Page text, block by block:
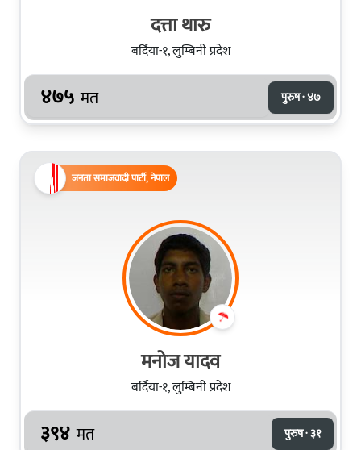
दत्ता थारु
बर्दिया-१, लुम्बिनी प्रदेश
४७५ मत पुरुष · ४७
जनता समाजवादी पार्टी, नेपाल
मनोज यादव
बर्दिया-१, लुम्बिनी प्रदेश
३९४ मत पुरुष · ३१